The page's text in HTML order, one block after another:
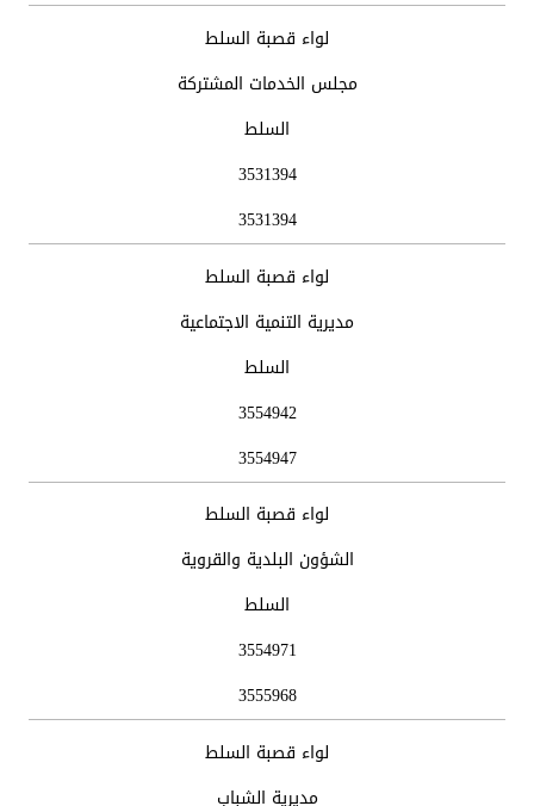
لواء قصبة السلط
مجلس الخدمات المشتركة
السلط
3531394
3531394
لواء قصبة السلط
مديرية التنمية الاجتماعية
السلط
3554942
3554947
لواء قصبة السلط
الشؤون البلدية والقروية
السلط
3554971
3555968
لواء قصبة السلط
مديرية الشباب